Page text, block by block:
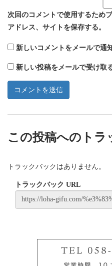
次回のコメントで使用するため
アドレス、サイトを保存する。
新しいコメントをメールで通
新しい投稿をメールで受け取
この投稿へのトラ
トラックバックはありません。
トラックバック URL